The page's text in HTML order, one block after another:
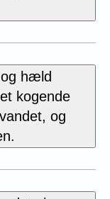
hæld
kogende
og